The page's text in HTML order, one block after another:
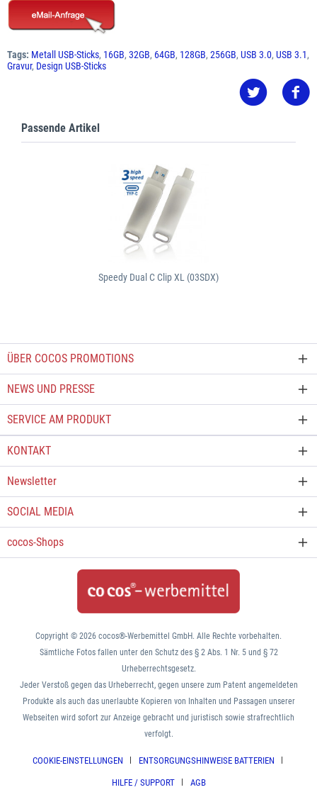
Tags: Metall USB-Sticks, 16GB, 32GB, 64GB, 128GB, 256GB, USB 3.0, USB 3.1,
Gravur, Design USB-Sticks
Passende Artikel
Speedy Dual C Clip XL (03SDX)
ÜBER COCOS PROMOTIONS
NEWS UND PRESSE
SERVICE AM PRODUKT
KONTAKT
Newsletter
SOCIAL MEDIA
cocos-Shops
COOKIE-EINSTELLUNGEN ENTSORGUNGSHINWEISE BATTERIEN
HILFE / SUPPORT AGB
Copyright © 2026 cocos®-Werbemittel GmbH. Alle Rechte vorbehalten.
Sämtliche Fotos fallen unter den Schutz des § 2 Abs. 1 Nr. 5 und § 72
Urheberrechtsgesetz.
Jeder Verstoß gegen das Urheberrecht, gegen unsere zum Patent angemeldeten
Produkte als auch das unerlaubte Kopieren von Inhalten und Passagen unserer
Webseiten wird sofort zur Anzeige gebracht und juristisch sowie strafrechtlich
verfolgt.